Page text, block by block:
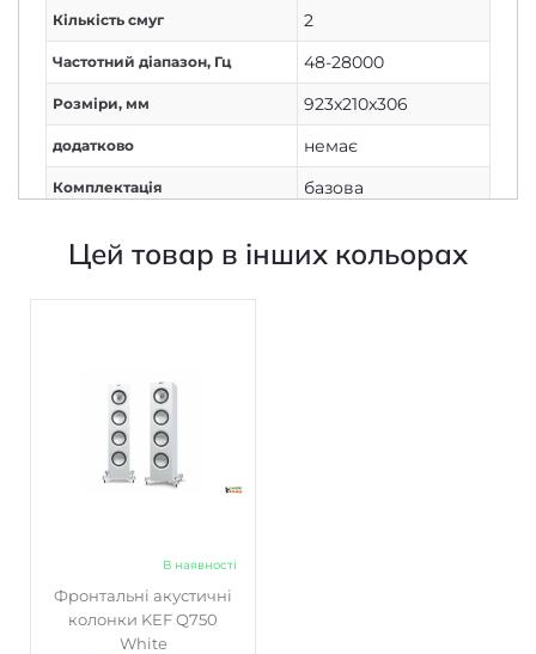
Кількість смуг 2
Частотний діапазон, Гц 48-28000
Розміри, мм 923x210x306
додатково немає
Комплектація базова
Дисплей Немає
Підключення
Потужність колонок, Вт
Потужність сабвуфера, Вт
DLNA
Цей товар в інших кольорах
В наявності
Фронтальні акустичні
колонки KEF Q750
White